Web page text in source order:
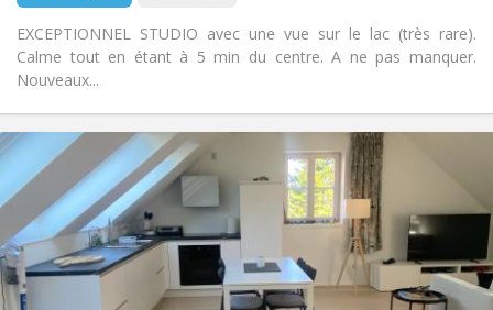
EXCEPTIONNEL STUDIO avec une vue sur le lac (très rare).
Calme tout en étant à 5 min du centre. A ne pas manquer.
Nouveaux...
Infos Pratiques
Charges:
50 €
Durée:
12 mois
Domiciliation:
Non
Aménagement